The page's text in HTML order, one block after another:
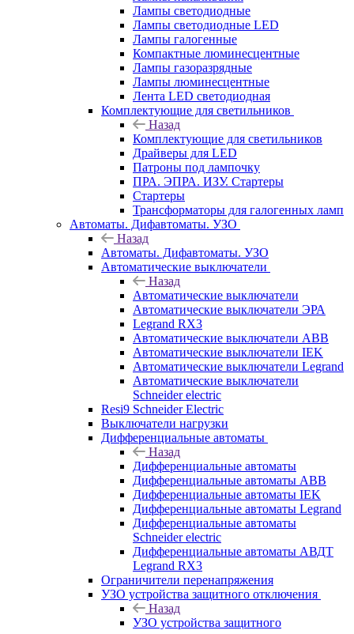
Лампы светодиодные
Лампы светодиодные LED
Лампы галогенные
Компактные люминесцентные
Лампы газоразрядные
Лампы люминесцентные
Лента LED светодиодная
Комплектующие для светильников
Назад
Комплектующие для светильников
Драйверы для LED
Патроны под лампочку
ПРА. ЭПРА. ИЗУ. Стартеры
Стартеры
Трансформаторы для галогенных ламп
Автоматы. Дифавтоматы. УЗО
Назад
Автоматы. Дифавтоматы. УЗО
Автоматические выключатели
Назад
Автоматические выключатели
Автоматические выключатели ЭРА
Legrand RX3
Автоматические выключатели ABB
Автоматические выключатели IEK
Автоматические выключатели Legrand
Автоматические выключатели
Schneider electric
Resi9 Schneider Electric
Выключатели нагрузки
Дифференциальные автоматы
Назад
Дифференциальные автоматы
Дифференциальные автоматы ABB
Дифференциальные автоматы IEK
Дифференциальные автоматы Legrand
Дифференциальные автоматы
Schneider electric
Дифференциальные автоматы АВДТ
Legrand RX3
Ограничители перенапряжения
УЗО устройства защитного отключения
Назад
УЗО устройства защитного